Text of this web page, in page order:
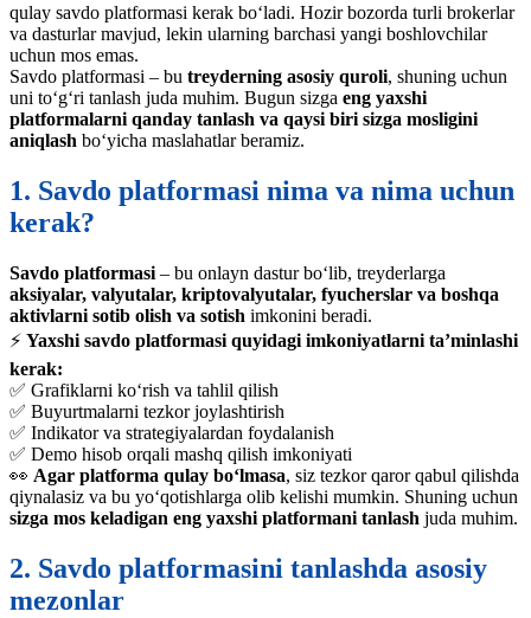
qulay savdo platformasi kerak bo‘ladi. Hozir bozorda turli brokerlar
va dasturlar mavjud, lekin ularning barchasi yangi boshlovchilar
uchun mos emas.
Savdo platformasi – bu treyderning asosiy quroli, shuning uchun
uni to‘g‘ri tanlash juda muhim. Bugun sizga eng yaxshi
platformalarni qanday tanlash va qaysi biri sizga mosligini
aniqlash bo‘yicha maslahatlar beramiz.
1. Savdo platformasi nima va nima uchun
kerak?
Savdo platformasi – bu onlayn dastur bo‘lib, treyderlarga
aksiyalar, valyutalar, kriptovalyutalar, fyucherslar va boshqa
aktivlarni sotib olish va sotish imkonini beradi.
⚡ Yaxshi savdo platformasi quyidagi imkoniyatlarni ta’minlashi
kerak:
✅ Grafiklarni ko‘rish va tahlil qilish
✅ Buyurtmalarni tezkor joylashtirish
✅ Indikator va strategiyalardan foydalanish
✅ Demo hisob orqali mashq qilish imkoniyati
👀 Agar platforma qulay bo‘lmasa, siz tezkor qaror qabul qilishda
qiynalasiz va bu yo‘qotishlarga olib kelishi mumkin. Shuning uchun
sizga mos keladigan eng yaxshi platformani tanlash juda muhim.
2. Savdo platformasini tanlashda asosiy
mezonlar